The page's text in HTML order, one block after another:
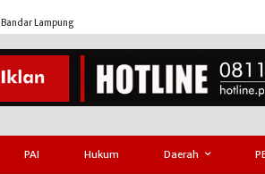
Bandar Lampung
PAI Hukum Daerah